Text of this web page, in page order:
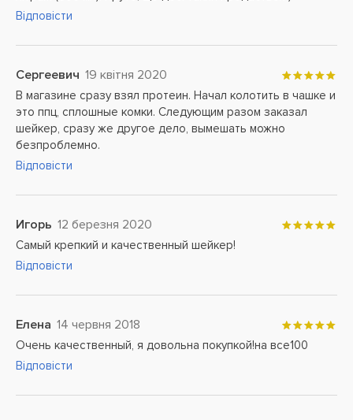
Відповісти
Сергеевич 19 квітня 2020
В магазине сразу взял протеин. Начал колотить в чашке и
это ппц, сплошные комки. Следующим разом заказал
шейкер, сразу же другое дело, вымешать можно
безпроблемно.
Відповісти
Игорь 12 березня 2020
Самый крепкий и качественный шейкер!
Відповісти
Елена 14 червня 2018
Очень качественный, я довольна покупкой!на все100
Відповісти